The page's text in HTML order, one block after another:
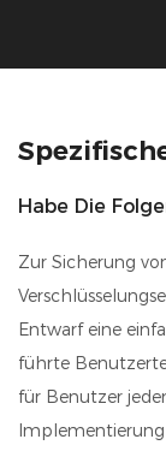
Habe Die
Zur Sicherung
Entwarf eine
führte
für Benutzer